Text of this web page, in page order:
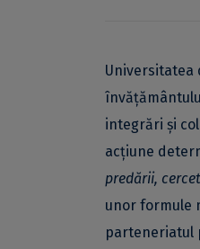
Universitatea
integrări și
acțiune
predării,
unor formule
parteneriatul